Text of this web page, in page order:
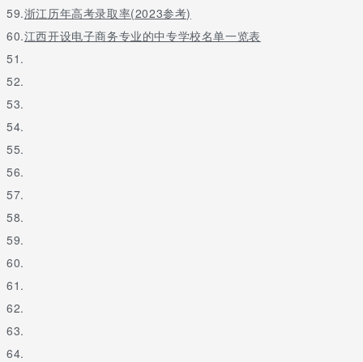
59.浙江历年高考录取率(2023参考)
60.江西开设电子商务专业的中专学校名单一览表
51.
52.
53.
54.
55.
56.
57.
58.
59.
60.
61.
62.
63.
64.